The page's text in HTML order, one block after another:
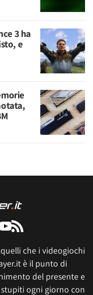
3 ha
e
che i videogiochi
è il punto di
del presente e
ogni giorno con